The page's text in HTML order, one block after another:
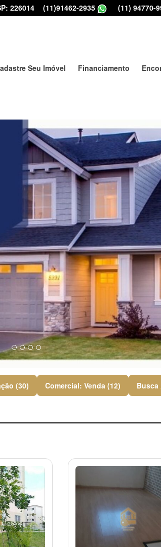
226014 (11)91462-2935 (11) 94770-
Seu Imóvel Financiamento
(30) Comercial: Venda (12) Busca